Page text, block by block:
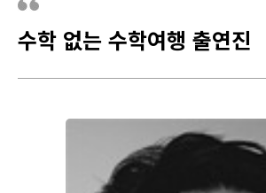
장 저격 뒤
하는 사람
↗ 지코의
폭주 기관
는 멤버들
무르익은 ..
의 목표는
탈출할 수
는 뜨~끈한
이제 장미
인 ‘크러쉬
세찬의 존
붕어로 등
고 도착한
는 여섯, 방
나의 독방
절친 라인
그들 앞에
나비’ 최정
고 그런 둘
와 지코까
해질 수 있
수학 없는 수학여행 출연진